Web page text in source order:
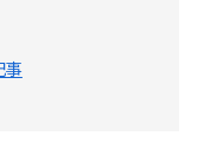
事